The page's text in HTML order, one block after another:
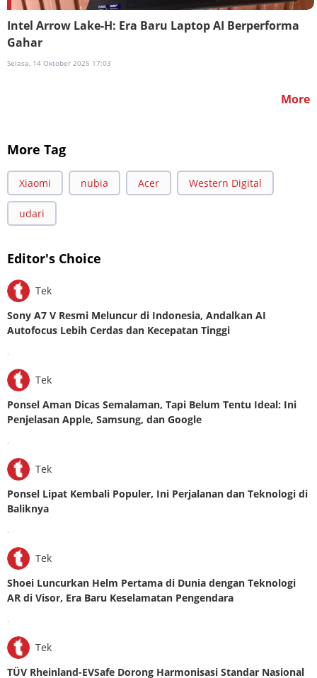
Intel Arrow Lake-H: Era Baru Laptop AI Berperforma
Gahar
Selasa, 14 Oktober 2025 17:03
More
More Tag
Xiaomi nubia Acer Western Digital
udari
Editor's Choice
Tek
Sony A7 V Resmi Meluncur di Indonesia, Andalkan AI
Autofocus Lebih Cerdas dan Kecepatan Tinggi
.
Tek
Ponsel Aman Dicas Semalaman, Tapi Belum Tentu Ideal: Ini
Penjelasan Apple, Samsung, dan Google
.
Tek
Ponsel Lipat Kembali Populer, Ini Perjalanan dan Teknologi di
Baliknya
.
Tek
Shoei Luncurkan Helm Pertama di Dunia dengan Teknologi
AR di Visor, Era Baru Keselamatan Pengendara
.
Tek
TÜV Rheinland-EVSafe Dorong Harmonisasi Standar Nasional